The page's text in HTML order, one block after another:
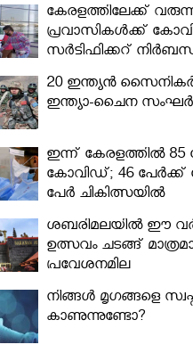
കേരളത്തിലേക്ക്
പ്രവാസികള്‍ക്ക്
സര്‍ട്ടിഫിക്കറ്റ്
മന്ത്രിസഭ
20 ഇന്ത്യൻ
ഇന്ത്യാ-ചൈന
ഇന്ന് കേരളത്തിൽ 85
കോവിഡ്; 46 പേർക്ക്
പേർ ചികിത്സയിൽ
ശബരിമലയില്‍ ഈ
ഉത്സവം ചടങ്ങ്
പ്രവേശനമില്ല
നിങ്ങള്‍ മൃഗങ്ങളെ
കാണുന്നുണ്ടോ?